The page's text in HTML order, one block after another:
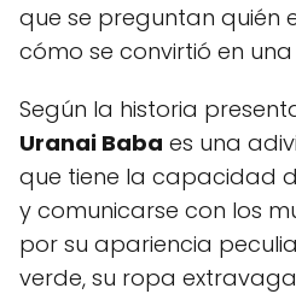
que se preguntan quién
cómo se convirtió en
Según la historia
Uranai Baba es una
que tiene la capacidad
y comunicarse con los
por su apariencia
verde, su ropa